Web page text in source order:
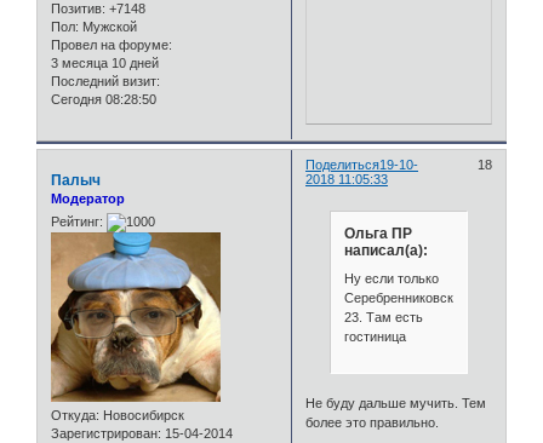
Позитив: +7148
Пол: Мужской
Провел на форуме:
3 месяца 10 дней
Последний визит:
Сегодня 08:28:50
Поделиться 18
19-10-
2018 11:05:33
Палыч
Модератор
Рейтинг:
Откуда: Новосибирск
Зарегистрирован: 15-04-2014
Ольга ПР
написал(а):
Ну если только
Серебренниковская,
23. Там есть
гостиница
Не буду дальше мучить. Тем
более это правильно.